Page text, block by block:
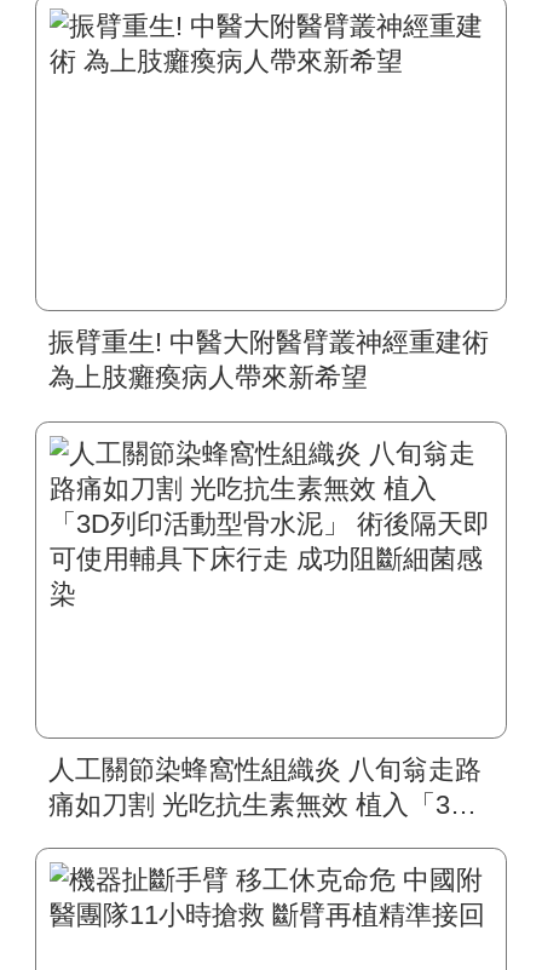
振臂重生! 中醫大附醫臂叢神經重建術
為上肢癱瘓病人帶來新希望
人工關節染蜂窩性組織炎 八旬翁走路
痛如刀割 光吃抗生素無效 植入「3D
用輔具下床行走 成功阻斷細菌感染